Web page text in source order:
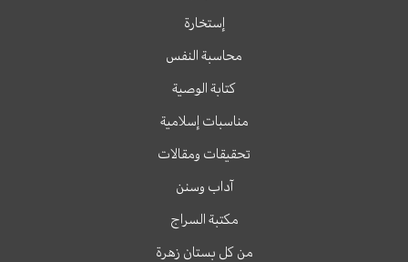
إستخارة
محاسبة النفس
كتابة الوصية
مناسبات إسلامية
تحقيقات ومقالات
آداب وسنن
مكتبة السراج
من كل بستان زهرة